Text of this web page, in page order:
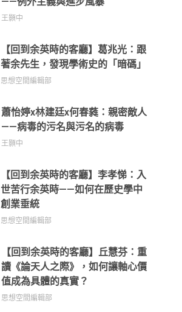
王顥中
【回到余英時的客廳】葛兆光：跟
著余先生，發現學術史的「暗碼」
思想空間編輯部
蕭怡婷x林建廷x何春蕤：親密敵人
——病毒的污名與污名的病毒
王顥中
【回到余英時的客廳】李孝悌：入
世苦行余英時——如何在歷史學中
創業垂統
思想空間編輯部
【回到余英時的客廳】丘慧芬：重
讀《論天人之際》，如何讓軸心價
值成為具體的真實？
思想空間編輯部